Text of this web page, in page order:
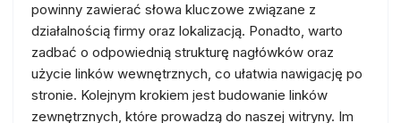
powinny zawierać słowa kluczowe związane z
działalnością firmy oraz lokalizacją. Ponadto, warto
zadbać o odpowiednią strukturę nagłówków oraz
użycie linków wewnętrznych, co ułatwia nawigację po
stronie. Kolejnym krokiem jest budowanie linków
zewnętrznych, które prowadzą do naszej witryny. Im